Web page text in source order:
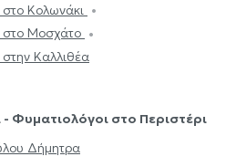
στο Κολωνάκι
στο Μοσχάτο
Καλλιθέα
Φυματιολόγοι στο Περιστέρι
Δήμητρα